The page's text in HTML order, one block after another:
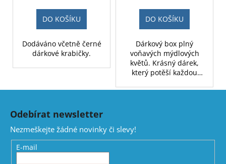
DO KOŠÍKU
Dodáváno včetně černé
dárkové krabičky.
DO KOŠÍKU
Dárkový box plný
voňavých mýdlových
květů. Krásný dárek,
který potěší každou
Z
Odebírat newsletter
Nezmeškejte žádné novinky či slevy!
E-mail